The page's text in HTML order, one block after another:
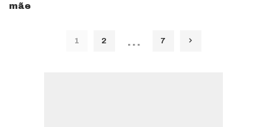
mãe
1 2 … 7